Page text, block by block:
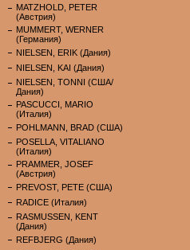
MATZHOLD, PETER
(Австрия)
MUMMERT, WERNER
(Германия)
NIELSEN, ERIK (Дания)
NIELSEN, KAI (Дания)
NIELSEN, TONNI (США/
Дания)
PASCUCCI, MARIO
(Италия)
POHLMANN, BRAD (США)
POSELLA, VITALIANO
(Италия)
PRAMMER, JOSEF
(Австрия)
PREVOST, PETE (США)
RADICE (Италия)
RASMUSSEN, KENT
(Дания)
REFBJERG (Дания)